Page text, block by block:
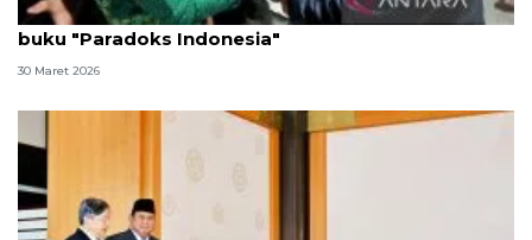
Bertemu Presiden, diaspora RI di Jepang bawa
buku "Paradoks Indonesia"
30 Maret 2026